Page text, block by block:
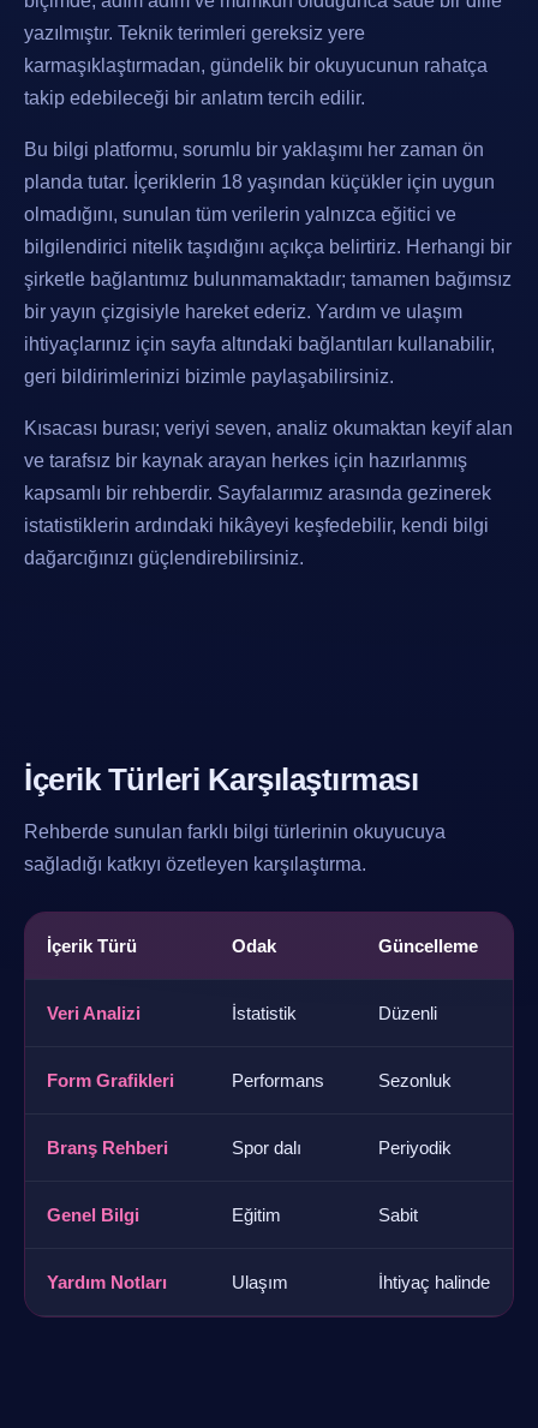
yazılmıştır. Teknik terimleri gereksiz yere
karmaşıklaştırmadan, gündelik bir okuyucunun rahatça
takip edebileceği bir anlatım tercih edilir.
Bu bilgi platformu, sorumlu bir yaklaşımı her zaman ön
planda tutar. İçeriklerin 18 yaşından küçükler için uygun
olmadığını, sunulan tüm verilerin yalnızca eğitici ve
bilgilendirici nitelik taşıdığını açıkça belirtiriz. Herhangi bir
şirketle bağlantımız bulunmamaktadır; tamamen bağımsız
bir yayın çizgisiyle hareket ederiz. Yardım ve ulaşım
ihtiyaçlarınız için sayfa altındaki bağlantıları kullanabilir,
geri bildirimlerinizi bizimle paylaşabilirsiniz.
Kısacası burası; veriyi seven, analiz okumaktan keyif alan
ve tarafsız bir kaynak arayan herkes için hazırlanmış
kapsamlı bir rehberdir. Sayfalarımız arasında gezinerek
istatistiklerin ardındaki hikâyeyi keşfedebilir, kendi bilgi
dağarcığınızı güçlendirebilirsiniz.
İçerik Türleri Karşılaştırması
Rehberde sunulan farklı bilgi türlerinin okuyucuya
sağladığı katkıyı özetleyen karşılaştırma.
İçerik Türü Odak Güncelleme
Veri Analizi İstatistik Düzenli
Form Grafikleri Performans Sezonluk
Branş Rehberi Spor dalı Periyodik
Genel Bilgi Eğitim Sabit
Yardım Notları Ulaşım İhtiyaç halinde